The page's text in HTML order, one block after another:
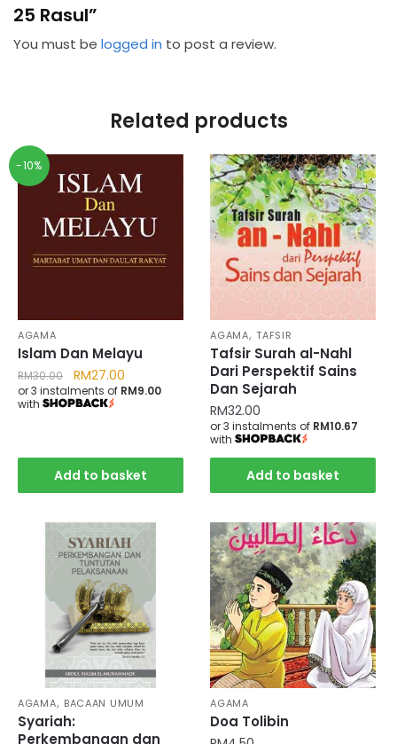
25 Rasul”
You must be logged in to post a review.
Related products
-10%
AGAMA
Islam Dan Melayu
RM30.00 RM27.00
or 3 instalments of RM9.00
with
Add to basket
AGAMA,TAFSIR
Tafsir Surah al-Nahl
Dari Perspektif Sains
Dan Sejarah
RM32.00
or 3 instalments of RM10.67
with
Add to basket
AGAMA, BACAAN UMUM
Syariah:
Perkembangan dan
AGAMA
Doa Tolibin